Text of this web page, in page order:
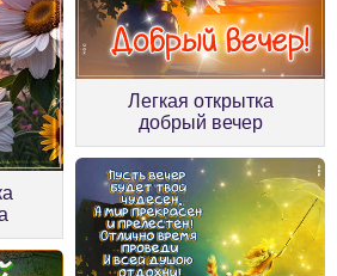
Легкая открытка
добрый вечер